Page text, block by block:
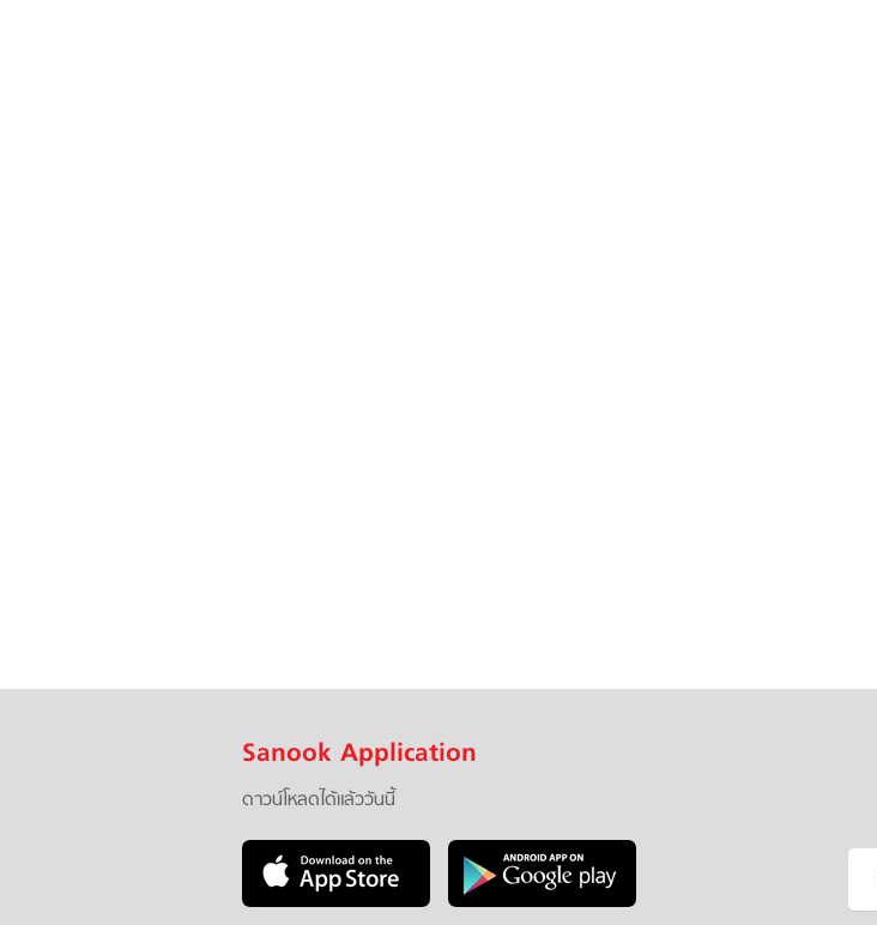
Sanook Application
ดาวน์โหลดได้แล้ววันนี้